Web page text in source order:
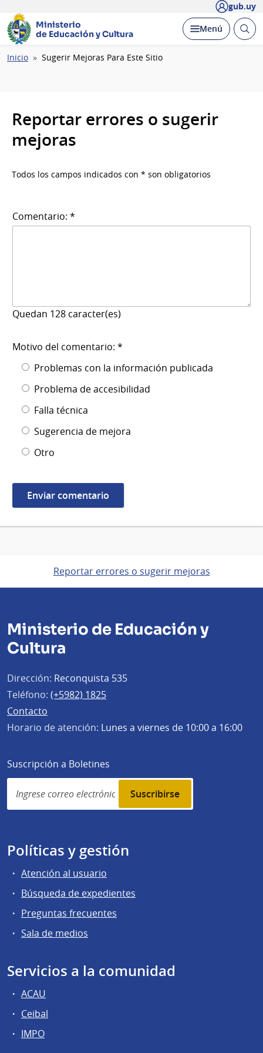
gub.uy
Ministerio
de Educación y Cultura
Desplegar
Menú Abrir
Ruta
Inicio Sugerir Mejoras Para Este Sitio
Reportar errores o sugerir
mejoras
Todos los campos indicados con * son obligatorios
Comentario: *
Quedan 128 caracter(es)
Motivo del comentario: *
Problemas con la información publicada
Problema de accesibilidad
Falla técnica
Sugerencia de mejora
Otro
Reportar errores o sugerir mejoras
Ministerio de Educación y
Cultura
Dirección: Reconquista 535
Teléfono: (+5982) 1825
Contacto
Horario de atención: Lunes a viernes de 10:00 a 16:00
Suscripción a Boletines
Simplenews
subscription
Políticas y gestión
Atención al usuario
Búsqueda de expedientes
Preguntas frecuentes
Sala de medios
Servicios a la comunidad
ACAU
Ceibal
IMPO